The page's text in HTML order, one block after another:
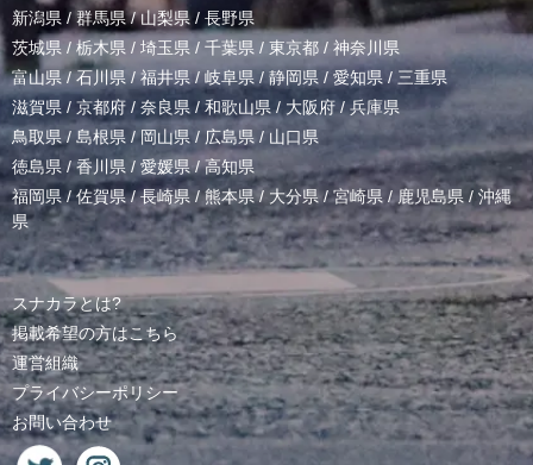
新潟県 /群馬県/山梨県 / 長野県
茨城県 / 栃木県 / 埼玉県 / 千葉県 / 東京都 / 神奈川県
富山県 /石川県/福井県/岐阜県 / 静岡県 / 愛知県 / 三重県
滋賀県 / 京都府 / 奈良県 / 和歌山県/ 大阪府 /兵庫県
鳥取県/ 島根県 /岡山県/ 広島県 / 山口県
徳島県 /香川県 / 愛媛県/高知県
福岡県/佐賀県/長崎県 /熊本県/ 大分県/宮崎県 /鹿児島県 / 沖縄
県
スナカラとは?
掲載希望の方はこちら
運営組織
プライバシーポリシー
お問い合わせ